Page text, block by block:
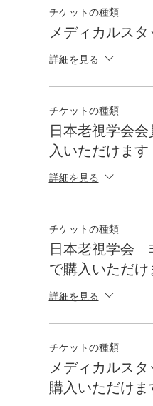
チケットの種類
メディカルス
詳細を見る
チケットの種類
日本老視学会
入いただけます
詳細を見る
チケットの種類
日本老視学会
で購入いただけ
詳細を見る
チケットの種類
メディカルス
購入いただけま